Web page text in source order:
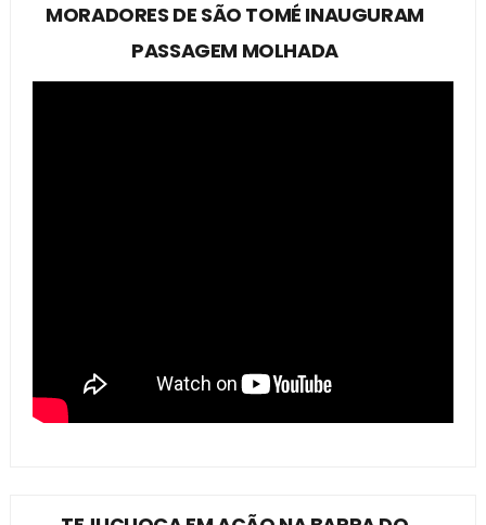
MORADORES DE SÃO TOMÉ INAUGURAM
PASSAGEM MOLHADA